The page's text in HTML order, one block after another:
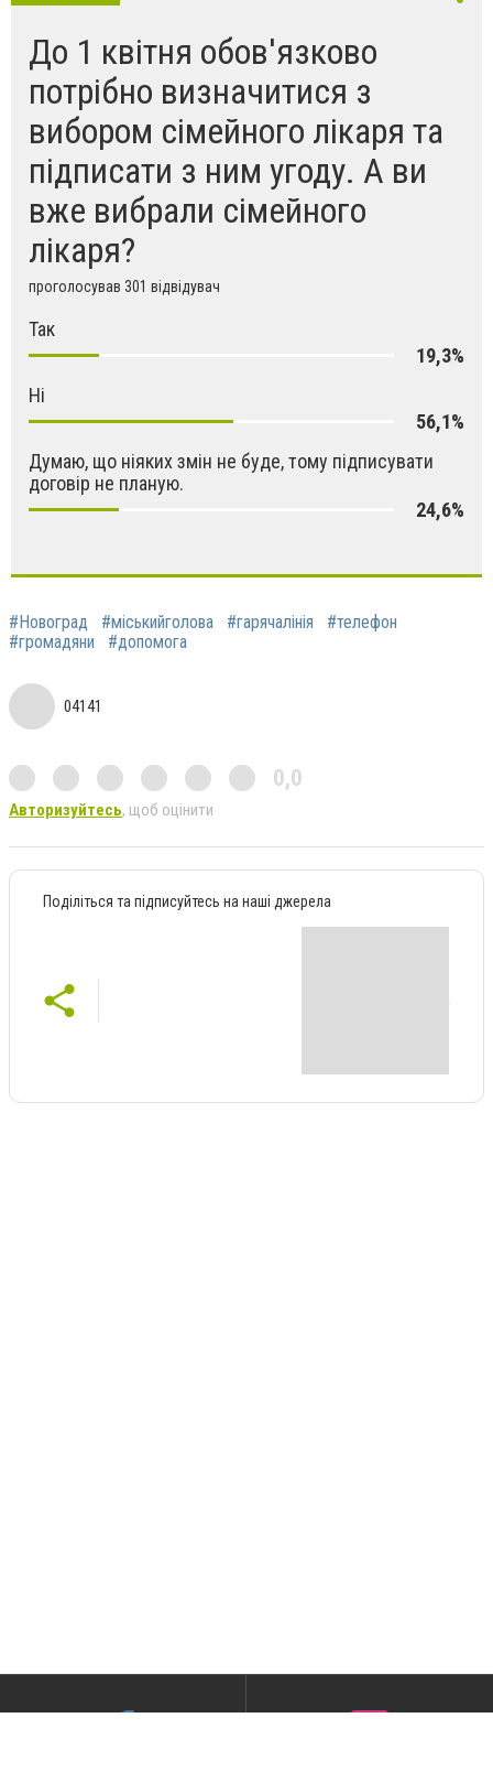
До 1 квітня обов'язково
потрібно визначитися з
вибором сімейного лікаря та
підписати з ним угоду. А ви
вже вибрали сімейного
лікаря?
проголосував 301 відвідувач
Так
19,3%
Ні
56,1%
Думаю, що ніяких змін не буде, тому підписувати
договір не планую.
24,6%
#Новоград #міськийголова #гарячалінія
#телефон
#громадяни
#допомога
04141
0,0
Авторизуйтесь, щоб оцінити
Поділіться та підписуйтесь на наші джерела